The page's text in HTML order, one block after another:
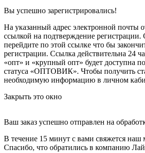
Вы успешно зарегистрировались!
На указанный адрес электронной почты
ссылкой на подтверждение регистрации.
перейдите по этой ссылке что бы
регистрации. Ссылка действительна 24
«опт» и «крупный опт» будет доступна
статуса «ОПТОВИК». Чтобы получить
необходимую информацию в личном
Закрыть это окно
Ваш заказ успешно отправлен на
В течение 15 минут с вами свяжется наш
Спасибо, что обратились в компанию